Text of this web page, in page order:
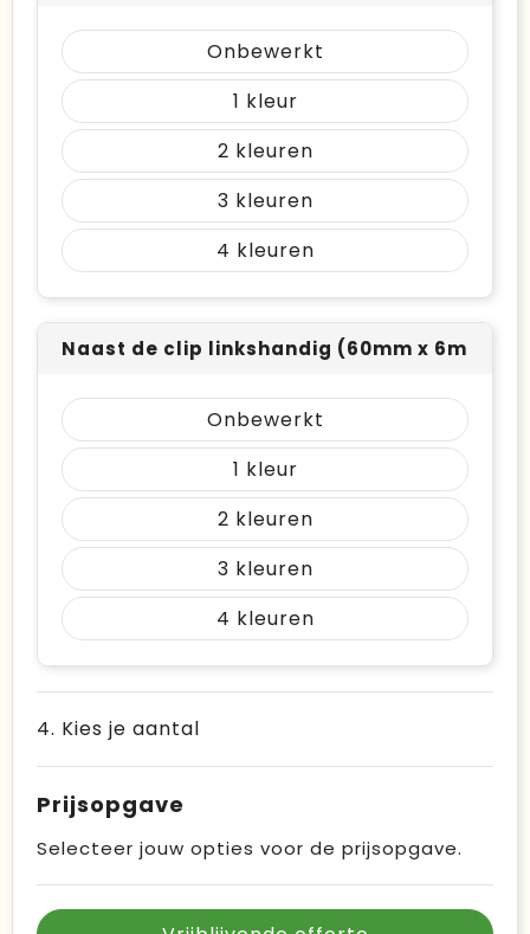
Onbewerkt
1
2
3
4
Naast de clip linkshandig (60mm x 6mm)
Onbewerkt
1
2
3
4
4. Kies je aantal
Prijsopgave
Selecteer jouw opties voor de prijsopgave.